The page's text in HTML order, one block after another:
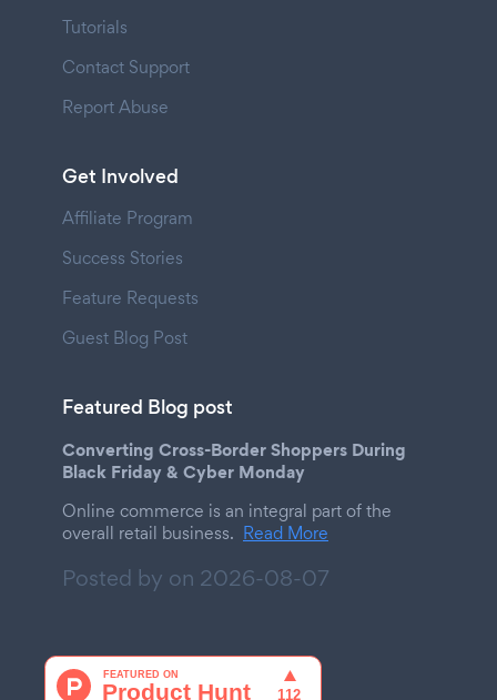
Tutorials
Contact Support
Report Abuse
Get Involved
Affiliate Program
Success Stories
Feature Requests
Guest Blog Post
Featured Blog post
Converting Cross-Border Shoppers During
Black Friday & Cyber Monday
Online commerce is an integral part of the
overall retail business. Read More
Posted by on 2026-08-07